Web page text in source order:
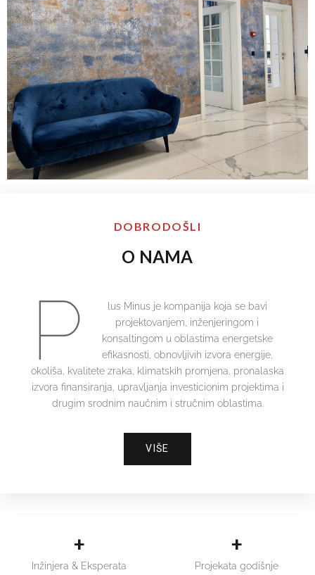
DOBRODOŠLI
O NAMA
P
lus Minus je kompanija koja se bavi
projektovanjem, inženjeringom i
konsaltingom u oblastima energetske
efikasnosti, obnovljivih izvora energije,
okoliša, kvalitete zraka, klimatskih promjena, pronalaska
izvora finansiranja, upravljanja investicionim projektima i
drugim srodnim naučnim i stručnim oblastima.
VIŠE
+
Inžinjera & Eksperata
+
Projekata godišnje